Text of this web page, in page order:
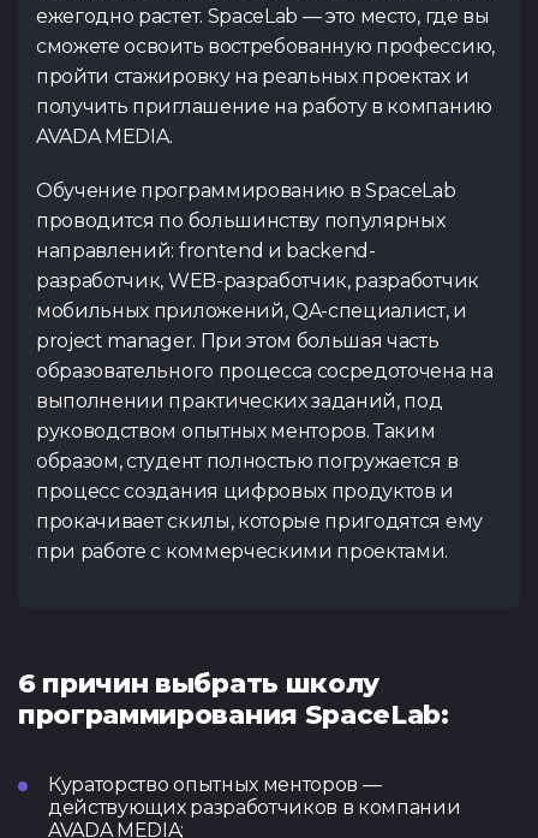
ежегодно растет. SpaceLab — это место, где вы
сможете освоить востребованную профессию,
пройти стажировку на реальных проектах и
получить приглашение на работу в компанию
AVADA MEDIA.
Обучение программированию в SpaceLab
проводится по большинству популярных
направлений: frontend и backend-
разработчик, WEB-разработчик, разработчик
мобильных приложений, QA-специалист, и
project manager. При этом большая часть
образовательного процесса сосредоточена на
выполнении практических заданий, под
руководством опытных менторов. Таким
образом, студент полностью погружается в
процесс создания цифровых продуктов и
прокачивает скилы, которые пригодятся ему
при работе с коммерческими проектами.
6 причин выбрать школу
программирования SpaceLab:
Кураторство опытных менторов —
действующих разработчиков в компании
AVADA MEDIA;